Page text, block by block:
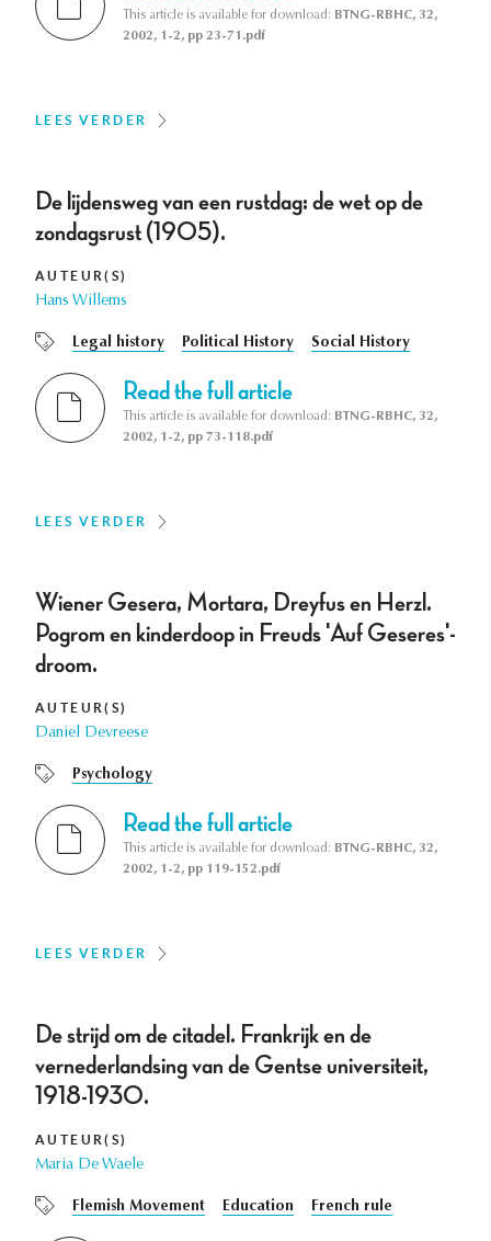
This article is available for download: BTNG-RBHC, 32,
2002, 1-2, pp 23-71.pdf
LEES VERDER
De lijdensweg van een rustdag: de wet op de
zondagsrust (1905).
AUTEUR(S)
Hans Willems
Legal history Political History Social History
Read the full article
This article is available for download: BTNG-RBHC, 32,
2002, 1-2, pp 73-118.pdf
LEES VERDER
Wiener Gesera, Mortara, Dreyfus en Herzl.
Pogrom en kinderdoop in Freuds 'Auf Geseres'-
droom.
AUTEUR(S)
Daniel Devreese
Psychology
Read the full article
This article is available for download: BTNG-RBHC, 32,
2002, 1-2, pp 119-152.pdf
LEES VERDER
De strijd om de citadel. Frankrijk en de
vernederlandsing van de Gentse universiteit,
1918-1930.
AUTEUR(S)
Maria De Waele
Flemish Movement Education French rule